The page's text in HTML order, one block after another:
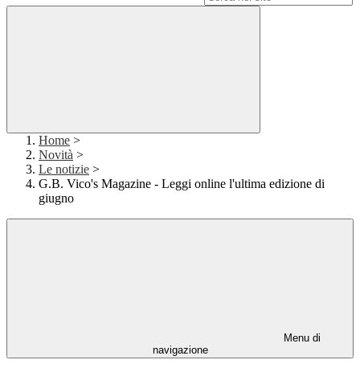
Home >
Novità >
Le notizie >
G.B. Vico's Magazine - Leggi online l'ultima edizione di
giugno
Menu di
navigazione